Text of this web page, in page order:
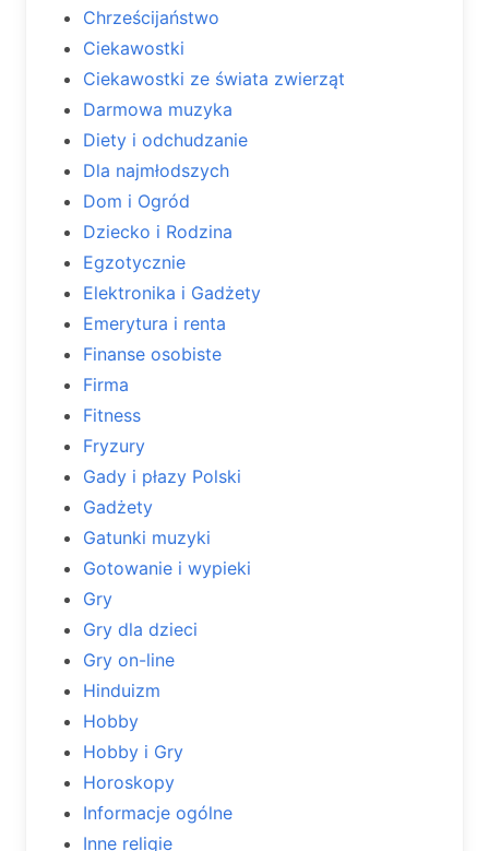
Chrześcijaństwo
Ciekawostki
Ciekawostki ze świata zwierząt
Darmowa muzyka
Diety i odchudzanie
Dla najmłodszych
Dom i Ogród
Dziecko i Rodzina
Egzotycznie
Elektronika i Gadżety
Emerytura i renta
Finanse osobiste
Firma
Fitness
Fryzury
Gady i płazy Polski
Gadżety
Gatunki muzyki
Gotowanie i wypieki
Gry
Gry dla dzieci
Gry on-line
Hinduizm
Hobby
Hobby i Gry
Horoskopy
Informacje ogólne
Inne religie